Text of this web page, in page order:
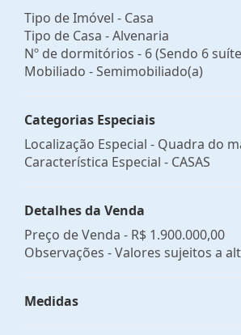
Tipo de Imóvel - Casa
Tipo de Casa - Alvenaria
Nº de dormitórios - 6 (Sendo 6
Mobiliado - Semimobiliado(a)
Categorias Especiais
Localização Especial - Quadra do
Característica Especial - CASAS
Detalhes da Venda
Preço de Venda - R$ 1.900.000,00
Observações - Valores sujeitos a
Medidas